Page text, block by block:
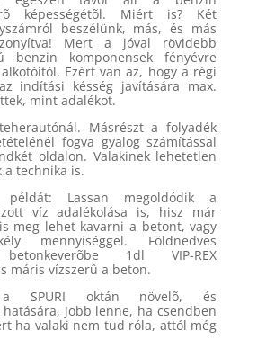
képességétõl. Miért is? Két
beszélünk, más, és más
Mert a jóval rövidebb
benzin komponensek fényévre
Ezért van az, hogy a régi
indítási késség javítására max.
mint adalékot.
Másrészt a folyadék
fogva gyalog számítással
oldalon. Valakinek lehetetlen
a technika is.
Lassan megoldódik a
víz adalékolása is, hisz már
meg lehet kavarni a betont, vagy
mennyiséggel. Földnedves
1dl VIP-REX
máris vízszerû a beton.
SPURI oktán növelõ, és
hatására, jobb lenne, ha csendben
ha valaki nem tud róla, attól még